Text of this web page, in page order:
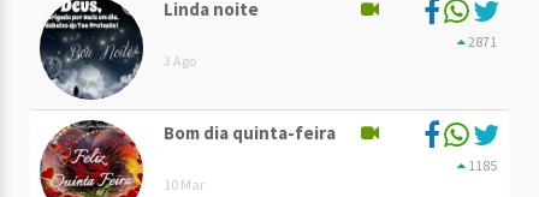
Linda noite
3 Ago
2871
Bom dia quinta-feira
10 Mar
1185